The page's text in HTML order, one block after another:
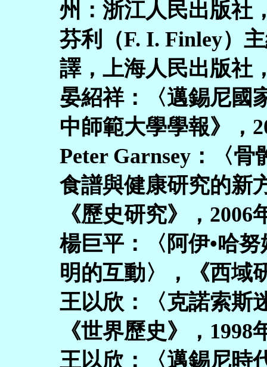
州：浙江人民出版社
芬利（F. I. Finley）
譯，上海人民出版社
晏紹祥：〈邁錫尼國
中師範大學學報》，
Peter Garnsey：〈
食譜與健康研究的新
《歷史研究》，
楊巨平：〈阿伊•哈
明的互動〉，《西域
王以欣：〈克諾索斯
《世界歷史》，1998
王以欣：〈邁錫尼時